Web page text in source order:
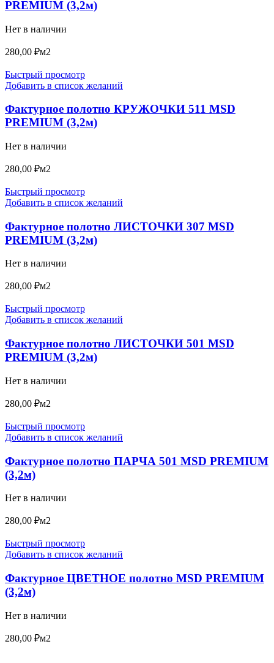
PREMIUM (3,2м)
Нет в наличии
280,00 ₽м2
Быстрый просмотр
Добавить в список желаний
Фактурное полотно КРУЖОЧКИ 511 MSD
PREMIUM (3,2м)
Нет в наличии
280,00 ₽м2
Быстрый просмотр
Добавить в список желаний
Фактурное полотно ЛИСТОЧКИ 307 MSD
PREMIUM (3,2м)
Нет в наличии
280,00 ₽м2
Быстрый просмотр
Добавить в список желаний
Фактурное полотно ЛИСТОЧКИ 501 MSD
PREMIUM (3,2м)
Нет в наличии
280,00 ₽м2
Быстрый просмотр
Добавить в список желаний
Фактурное полотно ПАРЧА 501 MSD PREMIUM
(3,2м)
Нет в наличии
280,00 ₽м2
Быстрый просмотр
Добавить в список желаний
Фактурное ЦВЕТНОЕ полотно MSD PREMIUM
(3,2м)
Нет в наличии
280,00 ₽м2